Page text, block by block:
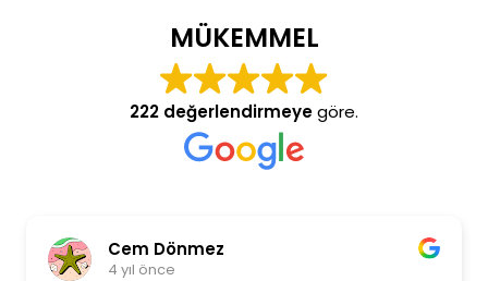
MÜKEMMEL
222 değerlendirmeyegöre.
Cem Dönmez
4 yıl önce